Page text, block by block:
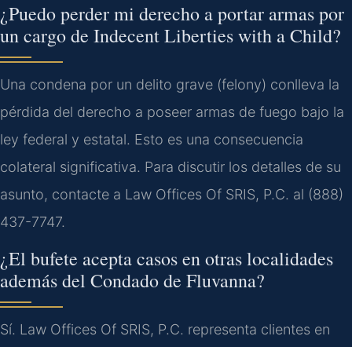
¿Puedo perder mi derecho a portar armas por
un cargo de Indecent Liberties with a Child?
Una condena por un delito grave (felony) conlleva la
pérdida del derecho a poseer armas de fuego bajo la
ley federal y estatal. Esto es una consecuencia
colateral significativa. Para discutir los detalles de su
asunto, contacte a Law Offices Of SRIS, P.C. al (888)
437-7747.
¿El bufete acepta casos en otras localidades
además del Condado de Fluvanna?
Sí. Law Offices Of SRIS, P.C. representa clientes en